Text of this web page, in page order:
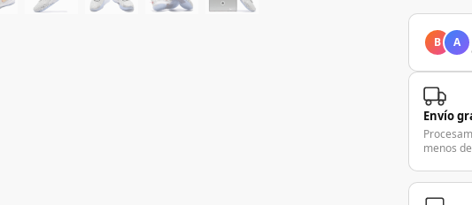
B A
Envío
menos